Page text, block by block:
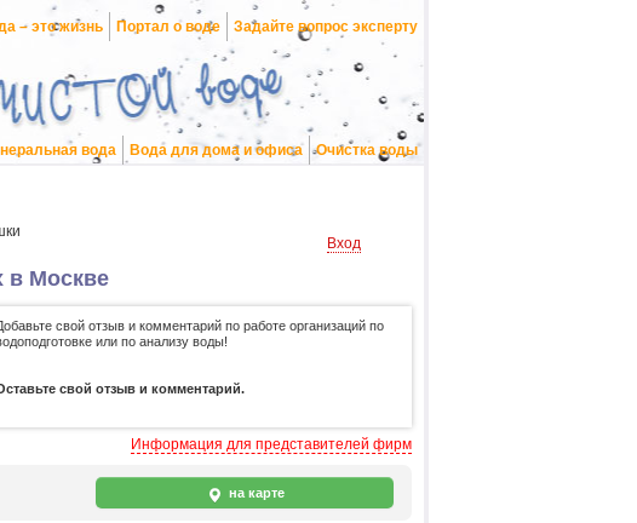
– это жизнь Портал о воде Задайте вопрос эксперту
вода Вода для дома и офиса Очистка воды
Вход
в Москве
свой отзыв и комментарий по работе организаций по
или по анализу воды!
свой отзыв и комментарий.
Информация для представителей фирм
на карте